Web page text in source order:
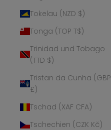
Tokelau (NZD $)
Tonga (TOP T$)
Trinidad und Tobago
(TTD $)
Tristan da Cunha (GBP
£)
Tschad (XAF CFA)
Tschechien (CZK Kč)